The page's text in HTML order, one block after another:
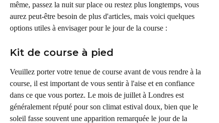
même, passez la nuit sur place ou restez plus longtemps, vous
aurez peut-être besoin de plus d'articles, mais voici quelques
options utiles à envisager pour le jour de la course :
Kit de course à pied
Veuillez porter votre tenue de course avant de vous rendre à la
course, il est important de vous sentir à l'aise et en confiance
dans ce que vous portez. Le mois de juillet à Londres est
généralement réputé pour son climat estival doux, bien que le
soleil fasse souvent une apparition remarquée le jour de la